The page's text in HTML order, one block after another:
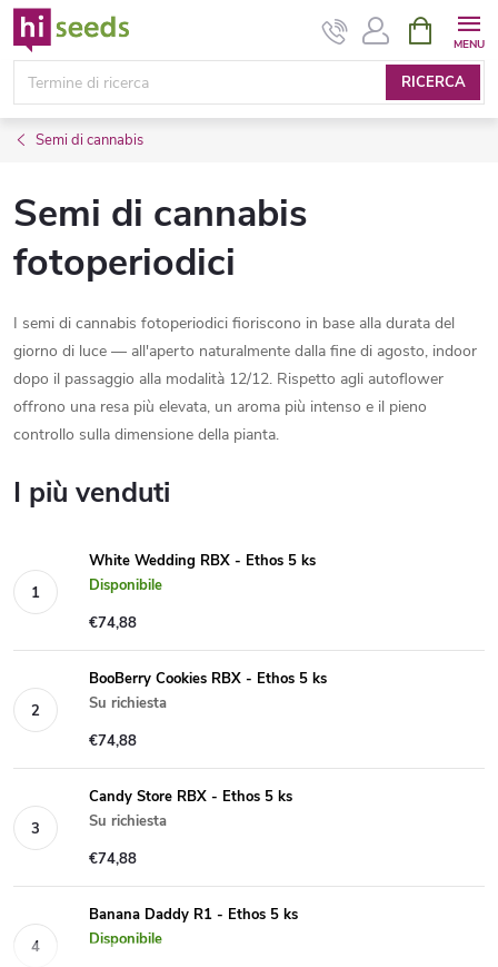
Vai
contenuto
RICERCA
DELLA
SPESA
Semi di cannabis
Semi di cannabis
fotoperiodici
I semi di cannabis fotoperiodici fioriscono in base alla durata del
giorno di luce — all'aperto naturalmente dalla fine di agosto, indoor
dopo il passaggio alla modalità 12/12. Rispetto agli autoflower
offrono una resa più elevata, un aroma più intenso e il pieno
controllo sulla dimensione della pianta.
I più venduti
White Wedding RBX - Ethos 5 ks
Disponibile
€74,88
BooBerry Cookies RBX - Ethos 5 ks
Su richiesta
€74,88
Candy Store RBX - Ethos 5 ks
Su richiesta
€74,88
Banana Daddy R1 - Ethos 5 ks
Disponibile